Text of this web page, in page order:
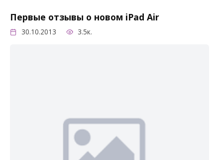
Первые отзывы о новом iPad Air
30.10.2013 3.5к.